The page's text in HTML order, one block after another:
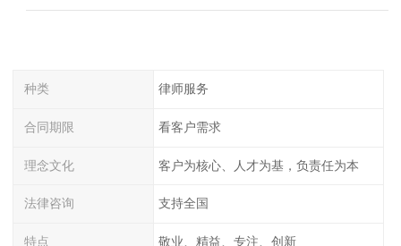
种类 律师服务
合同期限 看客户需求
理念文化 客户为核心、人才为基，负责任为本
法律咨询 支持全国
特点 敬业、精益、专注、创新